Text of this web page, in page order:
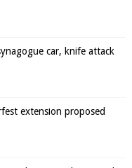
car, knife attack
extension proposed